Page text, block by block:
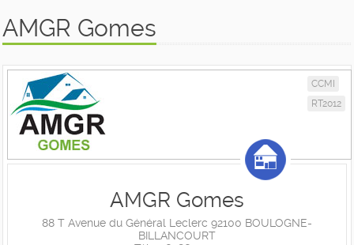
AMGR Gomes
CCMI
RT2012
AMGR Gomes
88 T Avenue du Général Leclerc 92100 BOULOGNE-
BILLANCOURT